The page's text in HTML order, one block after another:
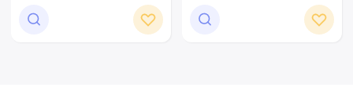
Yara Bakım Ürünleri